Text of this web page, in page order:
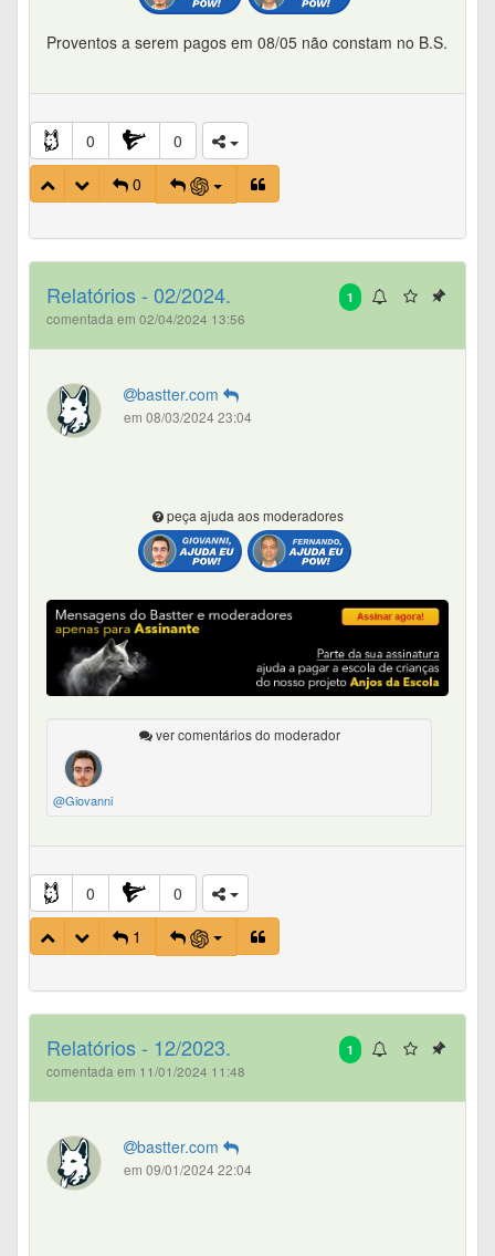
Proventos a serem pagos em 08/05 não constam no B.S.
0
0
0
1
Relatórios - 02/2024.
comentada em 02/04/2024 13:56
bastter.com
em 08/03/2024 23:04
peça ajuda aos moderadores
ver comentários do moderador
@Giovanni
0
0
1
1
Relatórios - 12/2023.
comentada em 11/01/2024 11:48
bastter.com
em 09/01/2024 22:04